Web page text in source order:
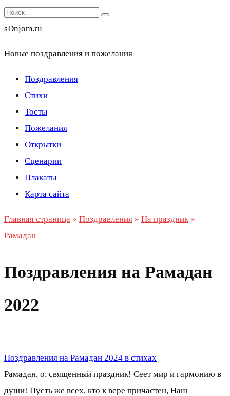
Перейти
к
Search
for:
sDnjom.ru
Новые поздравления и пожелания
Поздравления
Стихи
Тосты
Пожелания
Открытки
Сценарии
Плакаты
Карта сайта
Главная страница » Поздравления » На праздник »
Рамадан
Поздравления на Рамадан
2022
Поздравления на Рамадан 2024 в стихах
Рамадан, о, священный праздник! Сеет мир и гармонию в
души! Пусть же всех, кто к вере причастен, Наш